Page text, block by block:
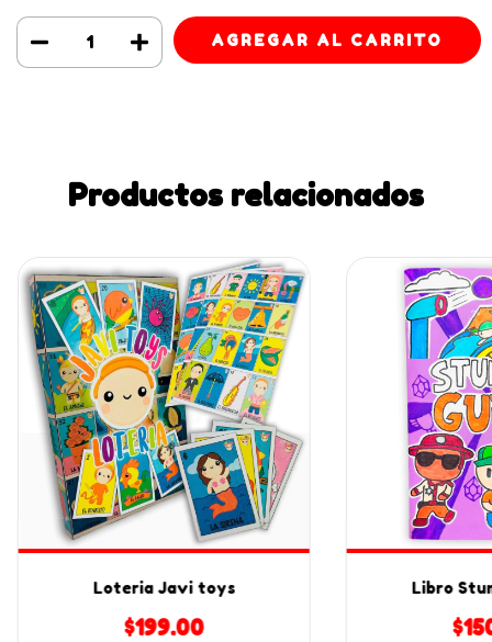
Productos relacionados
Loteria Javi toys
$199.00
Libro